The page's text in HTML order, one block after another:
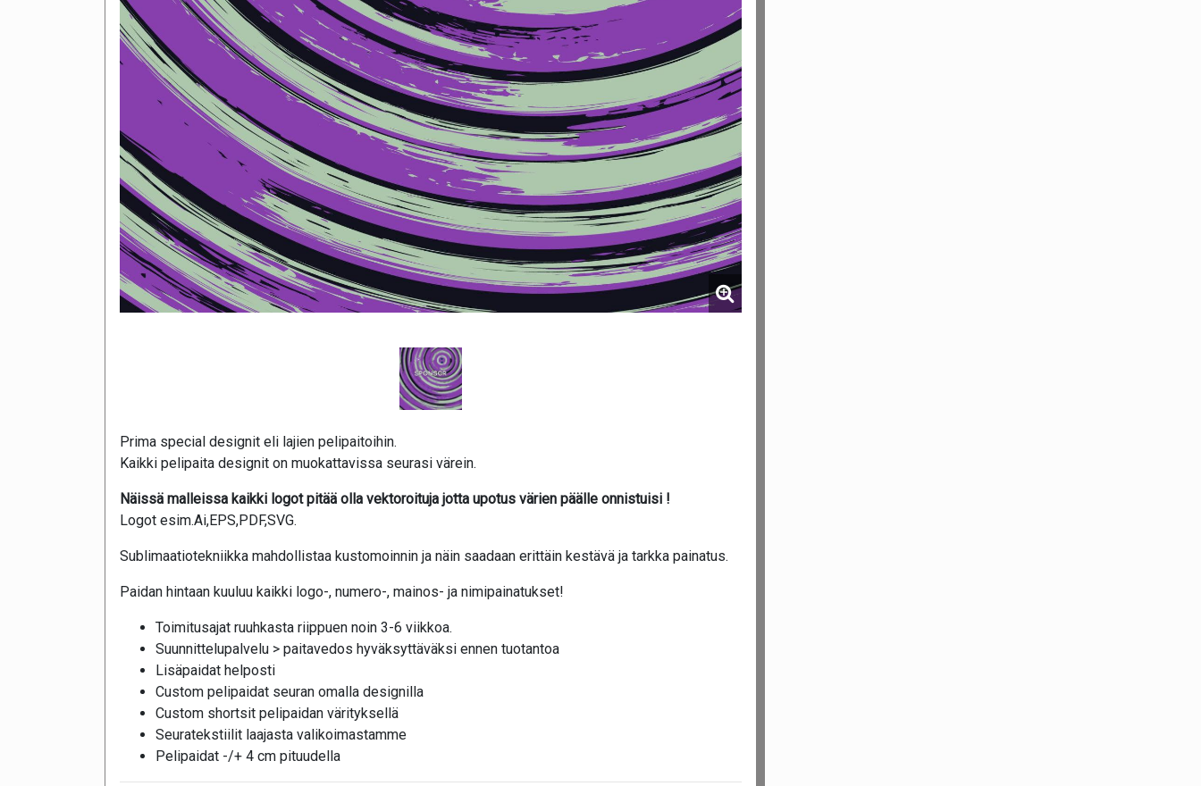
Prima special designit eli lajien pelipaitoihin.
Kaikki pelipaita designit on muokattavissa seurasi värein.
Näissä malleissa kaikki logot pitää olla vektoroituja jotta upotus värien päälle onnistuisi !
Logot esim.Ai,EPS,PDF,SVG.
Sublimaatiotekniikka mahdollistaa kustomoinnin ja näin saadaan erittäin kestävä ja tarkka painatus.
Paidan hintaan kuuluu kaikki logo-, numero-, mainos- ja nimipainatukset!
Toimitusajat ruuhkasta riippuen noin 3-6 viikkoa.
Suunnittelupalvelu > paitavedos hyväksyttäväksi ennen tuotantoa
Lisäpaidat helposti
Custom pelipaidat seuran omalla designilla
Custom shortsit pelipaidan värityksellä
Seuratekstiilit laajasta valikoimastamme
Pelipaidat -/+ 4 cm pituudella